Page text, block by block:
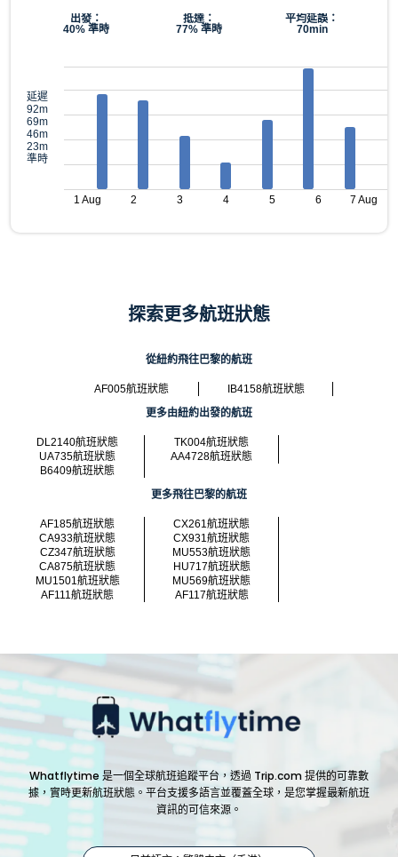
出發：
40% 準時
抵達：
77% 準時
平均延誤：
70min
延遲
92m
69m
46m
23m
準時
1 Aug 2 3 4 5 6 7 Aug
探索更多航班狀態
從紐約飛往巴黎的航班
AF005航班狀態
IB4158航班狀態
更多由紐約出發的航班
DL2140航班狀態
TK004航班狀態
UA735航班狀態
AA4728航班狀態
B6409航班狀態
更多飛往巴黎的航班
AF185航班狀態
CX261航班狀態
CA933航班狀態
CX931航班狀態
CZ347航班狀態
MU553航班狀態
CA875航班狀態
HU717航班狀態
MU1501航班狀態
MU569航班狀態
AF111航班狀態
AF117航班狀態
Whatflytime 是一個全球航班追蹤平台，透過 Trip.com 提供的可靠數
據，實時更新航班狀態。平台支援多語言並覆蓋全球，是您掌握最新航班
資訊的可信來源。